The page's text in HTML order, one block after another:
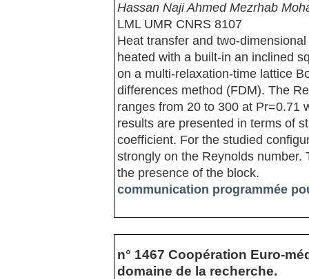
Hassan Naji Ahmed Mezrhab
LML UMR CNRS 8107
Heat transfer and two-
heated with a built-in an inclined
on a multi-relaxation-time lattice
differences method (FDM). The
ranges from 20 to 300 at Pr=0.71
results are presented in terms of
coefficient. For the studied
strongly on the Reynolds
the presence of the block.
communication programmée
n° 1467 Coopération Euro-
domaine de la recherche.